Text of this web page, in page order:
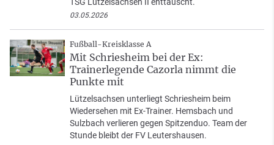
03.05.2026
Fußball-Kreisklasse A
Mit Schriesheim bei der Ex:
Trainerlegende Cazorla nimmt die
Punkte mit
Lützelsachsen unterliegt Schriesheim beim
Wiedersehen mit Ex-Trainer. Hemsbach und
Sulzbach verlieren gegen Spitzenduo. Team der
Stunde bleibt der FV Leutershausen.